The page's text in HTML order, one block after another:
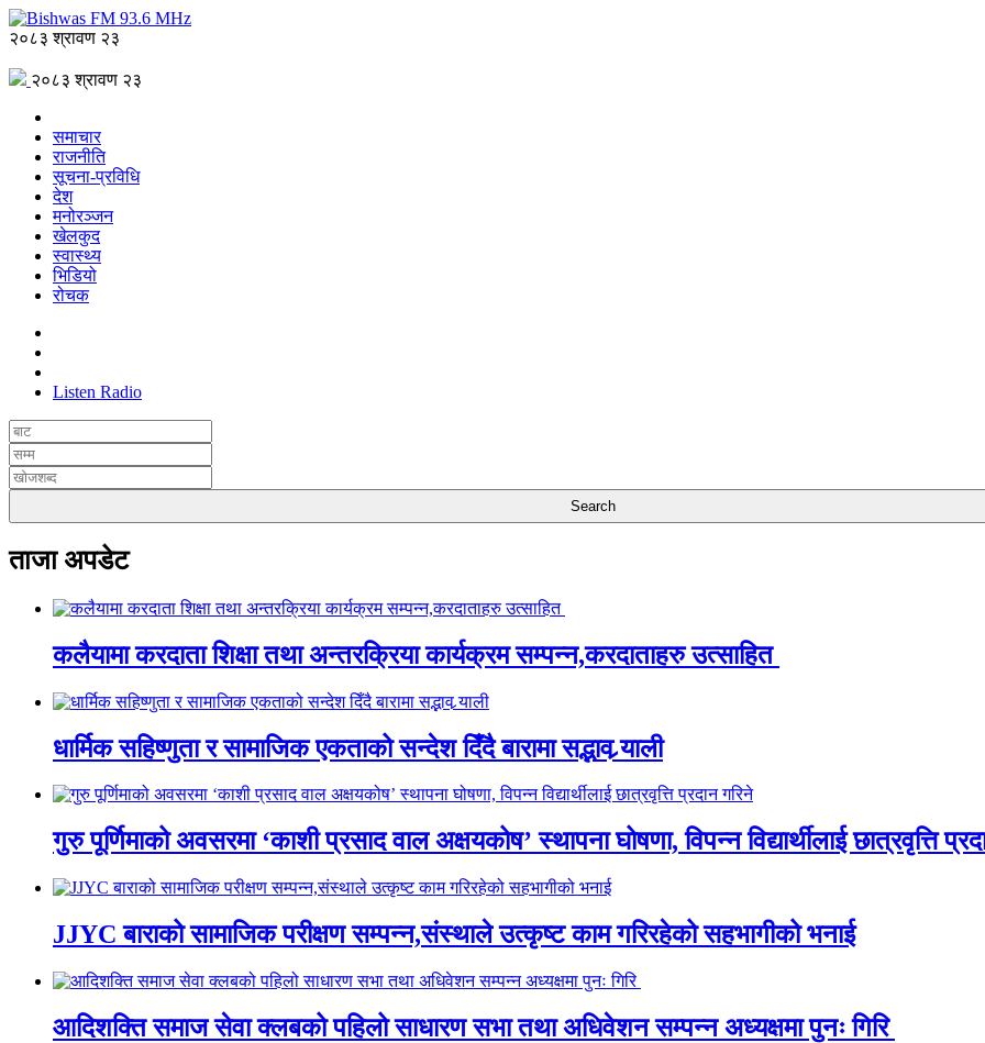
२०८३ श्रावण २३
२०८३ श्रावण २३
समाचार
राजनीति
सूचना-प्रविधि
देश
मनोरञ्जन
खेलकुद
स्वास्थ्य
भिडियो
रोचक
Listen Radio
ताजा अपडेट
कलैयामा करदाता शिक्षा तथा अन्तरक्रिया कार्यक्रम सम्पन्न,करदाताहरु उत्साहित
धार्मिक सहिष्णुता र सामाजिक एकताको सन्देश दिँदै बारामा सद्भाव र्‍याली
गुरु पूर्णिमाको अवसरमा ‘काशी प्रसाद वाल अक्षयकोष’ स्थापना घोषणा, विपन्न विद्यार्थीलाई छात्रवृत्ति
JJYC बाराको सामाजिक परीक्षण सम्पन्न,संस्थाले उत्कृष्ट काम गरिरहेको सहभागीको भनाई
आदिशक्ति समाज सेवा क्लबको पहिलो साधारण सभा तथा अधिवेशन सम्पन्न अध्यक्षमा पुनः गिरि